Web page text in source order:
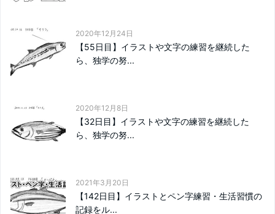
2020年12月24日
【55日目】イラストや文字の練習を継続した
ら、独学の努...
2020年12月8日
【32日目】イラストや文字の練習を継続した
ら、独学の努...
2021年3月20日
【142日目】イラストとペン字練習・生活習慣の
記録をル...